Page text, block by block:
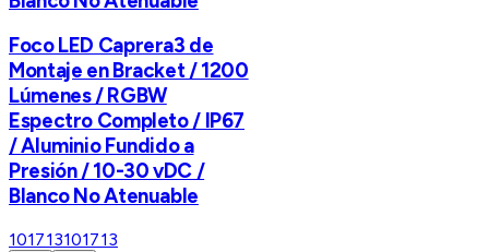
Foco LED Caprera3 de
Montaje en Bracket / 1200
Lúmenes / RGBW
Espectro Completo / IP67
/ Aluminio Fundido a
Presión / 10-30 vDC /
Blanco No Atenuable
101713101713